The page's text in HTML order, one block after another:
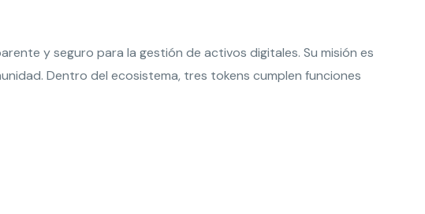
y seguro para la gestión de activos digitales. Su misión es
Dentro del ecosistema, tres tokens cumplen funciones